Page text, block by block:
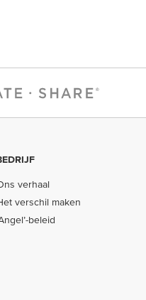
verhaal
verschil maken
beleid